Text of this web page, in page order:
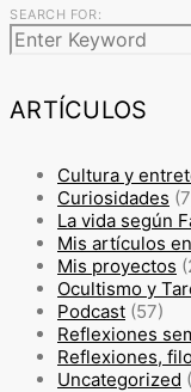
SEARCH FOR:
ARTÍCULOS
Cultura y
Curiosidades
La vida según
Mis artículos
Mis proyectos
Ocultismo y
Podcast (57)
Reflexiones
Reflexiones,
Uncategorized